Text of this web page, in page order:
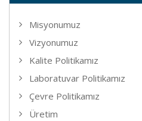
Misyonumuz
Vizyonumuz
Kalite Politikamız
Laboratuvar Politikamız
Çevre Politikamız
Üretim